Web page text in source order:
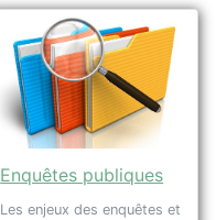
Enquêtes publiques
Les enjeux des enquêtes et